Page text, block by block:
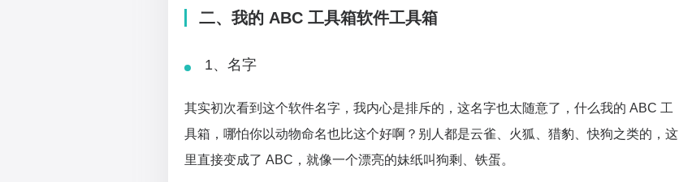
二、我的 ABC 工具箱软件工具箱
1、名字
其实初次看到这个软件名字，我内心是排斥的，这名字也太随意了，什么我的 ABC 工
具箱，哪怕你以动物命名也比这个好啊？别人都是云雀、火狐、猎豹、快狗之类的，这
里直接变成了 ABC，就像一个漂亮的妹纸叫狗剩、铁蛋。